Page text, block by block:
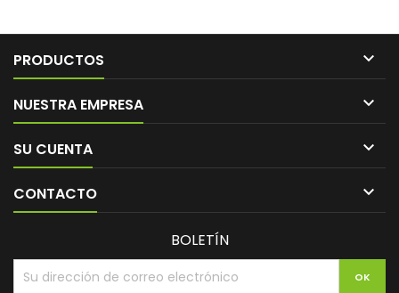
PRODUCTOS 
NUESTRA EMPRESA 
SU CUENTA 
CONTACTO 
BOLETÍN